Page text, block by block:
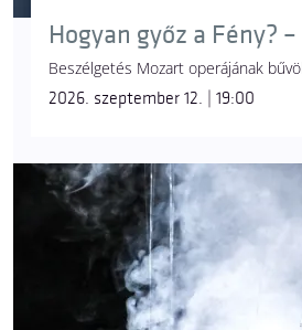
Hogyan győz a Fény?
Beszélgetés Mozart operájának
2026. szeptember 12. | 19:00